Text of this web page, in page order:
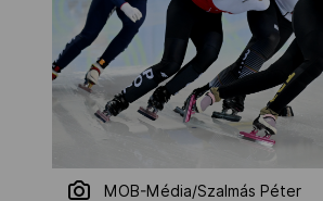
MOB-Média/Szalmás Péter